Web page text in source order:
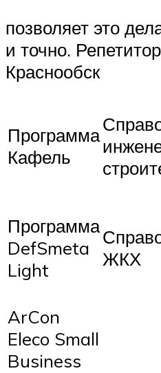
позволяет это
и точно.
Краснообск
Программа
Кафель
Программа
DefSmeta
Light
ЖКХ
ArCon
Eleco Small
Business